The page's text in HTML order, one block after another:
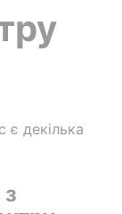
є декілька